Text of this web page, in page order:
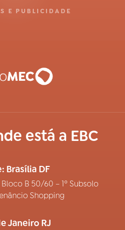
E PUBLICIDADE
está a EBC
Brasília DF
B 50/60 – 1º Subsolo
Shopping
Janeiro RJ